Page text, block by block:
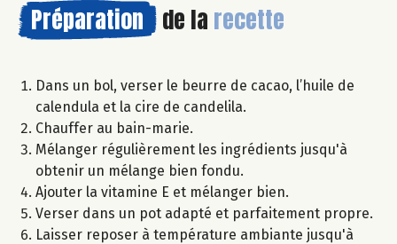
Préparation de la recette
Dans un bol, verser le beurre de cacao, l’huile de
calendula et la cire de candelila.
Chauffer au bain-marie.
Mélanger régulièrement les ingrédients jusqu'à
obtenir un mélange bien fondu.
Ajouter la vitamine E et mélanger bien.
Verser dans un pot adapté et parfaitement propre.
Laisser reposer à température ambiante jusqu'à